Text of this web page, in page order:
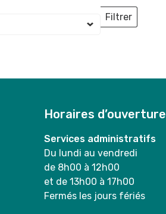
Filtrer
Lieux
Horaires d’ouverture
Services administratifs
Du lundi au vendredi
de 8h00 à 12h00
et de 13h00 à 17h00
Fermés les jours fériés